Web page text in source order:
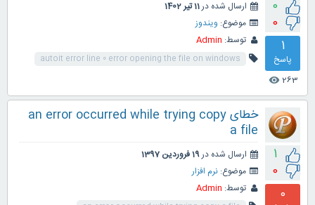
0
0
1
پاسخ
263
visibility
ارسال شده در11 تیر 1402
موضوع: ویندوز
توسط: Admin
autoit error line 0 error opening the file on windows
1
0
0
خطای an error occurred while trying copy
a file
ارسال شده در19 فروردین 1397
موضوع: نرم افزار
توسط: Admin